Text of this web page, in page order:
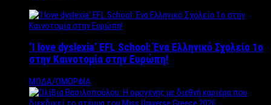
‘Ι love dyslexia’ EFL School: Ένα Ελληνικό Σχολείo 1ο
στην Καινοτομία στην Ευρώπη!
ΜΟΔΑ/ΟΜΟΡΦΙΑ